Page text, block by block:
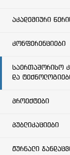
აკადემიური
კონფერენციები
საერთაშორისო
და
პროექტები
პუბლიკაციები
ჟურნალი